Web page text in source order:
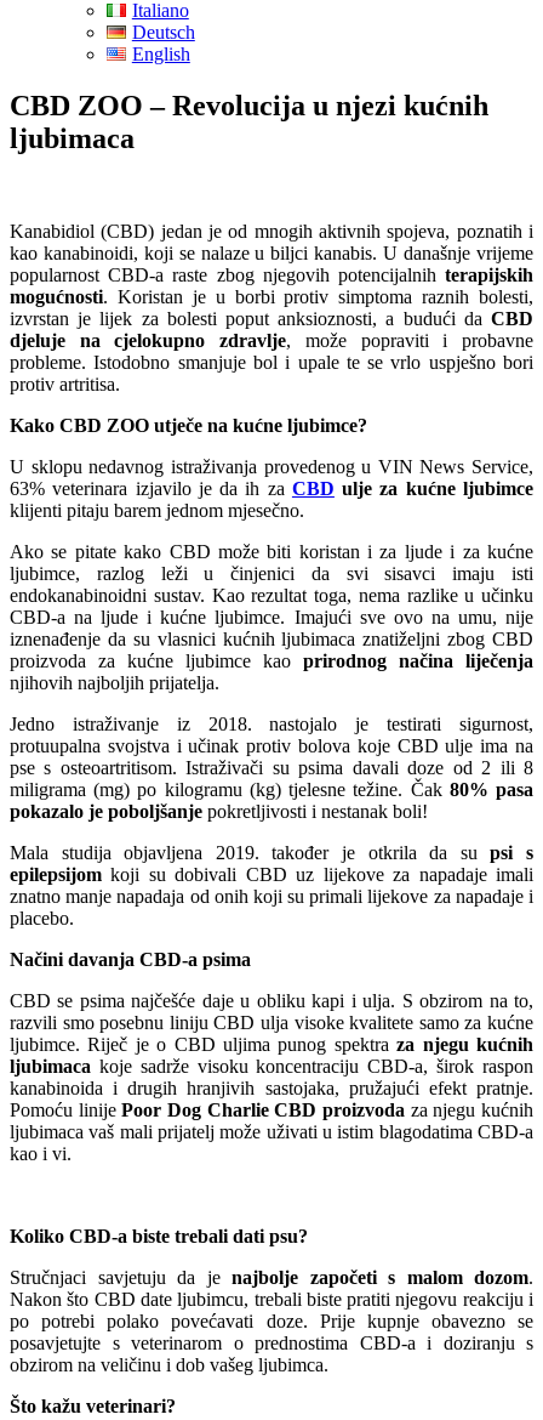
Italiano
Deutsch
English
CBD ZOO – Revolucija u njezi kućnih
ljubimaca
Kanabidiol (CBD) jedan je od mnogih aktivnih spojeva, poznatih i
kao kanabinoidi, koji se nalaze u biljci kanabis. U današnje vrijeme
popularnost CBD-a raste zbog njegovih potencijalnih terapijskih
mogućnosti. Koristan je u borbi protiv simptoma raznih bolesti,
izvrstan je lijek za bolesti poput anksioznosti, a budući da CBD
djeluje na cjelokupno zdravlje, može popraviti i probavne
probleme. Istodobno smanjuje bol i upale te se vrlo uspješno bori
protiv artritisa.
Kako CBD ZOO utječe na kućne ljubimce?
U sklopu nedavnog istraživanja provedenog u VIN News Service,
63% veterinara izjavilo je da ih za CBD ulje za kućne ljubimce
klijenti pitaju barem jednom mjesečno.
Ako se pitate kako CBD može biti koristan i za ljude i za kućne
ljubimce, razlog leži u činjenici da svi sisavci imaju isti
endokanabinoidni sustav. Kao rezultat toga, nema razlike u učinku
CBD-a na ljude i kućne ljubimce. Imajući sve ovo na umu, nije
iznenađenje da su vlasnici kućnih ljubimaca znatiželjni zbog CBD
proizvoda za kućne ljubimce kao prirodnog načina liječenja
njihovih najboljih prijatelja.
Jedno istraživanje iz 2018. nastojalo je testirati sigurnost,
protuupalna svojstva i učinak protiv bolova koje CBD ulje ima na
pse s osteoartritisom. Istraživači su psima davali doze od 2 ili 8
miligrama (mg) po kilogramu (kg) tjelesne težine. Čak 80% pasa
pokazalo je poboljšanje pokretljivosti i nestanak boli!
Mala studija objavljena 2019. također je otkrila da supsi s
epilepsijom koji su dobivali CBD uz lijekove za napadaje imali
znatno manje napadaja od onih koji su primali lijekove za napadaje i
placebo.
Načini davanja CBD-a psima
CBD se psima najčešće daje u obliku kapi i ulja. S obzirom na to,
razvili smo posebnu liniju CBD ulja visoke kvalitete samo za kućne
ljubimce. Riječ je o CBD uljima punog spektraza njegu kućnih
ljubimaca koje sadrže visoku koncentraciju CBD-a, širok raspon
kanabinoida i drugih hranjivih sastojaka, pružajući efekt pratnje.
Pomoću linijePoor Dog Charlie CBD proizvoda za njegu kućnih
ljubimaca vaš mali prijatelj može uživati ​​u istim blagodatima CBD-a
kao i vi.
Koliko CBD-a biste trebali dati psu?
Stručnjaci savjetuju da je najbolje započeti s malom dozom.
Nakon što CBD date ljubimcu, trebali biste pratiti njegovu reakciju i
po potrebi polako povećavati doze. Prije kupnje obavezno se
posavjetujte s veterinarom o prednostima CBD-a i doziranju s
obzirom na veličinu i dob vašeg ljubimca.
Što kažu veterinari?